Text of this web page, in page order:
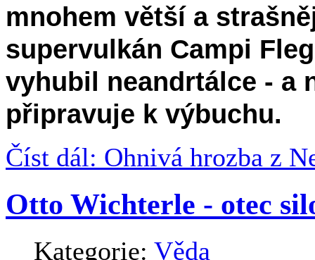
mnohem větší a
supervulkán Campi
vyhubil neandrtálce - a
připravuje k výbuchu.
Číst dál: Ohnivá hrozba z
Otto Wichterle - otec
Kategorie: Věda